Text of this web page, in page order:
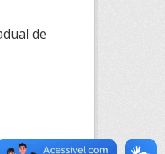
de